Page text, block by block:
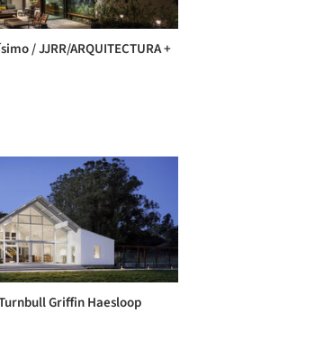
/ JJRR/ARQUITECTURA +
Griffin Haesloop